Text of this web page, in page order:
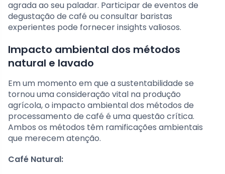
agrada ao seu paladar. Participar de eventos de
degustação de café ou consultar baristas
experientes pode fornecer insights valiosos.
Impacto ambiental dos métodos
natural e lavado
Em um momento em que a sustentabilidade se
tornou uma consideração vital na produção
agrícola, o impacto ambiental dos métodos de
processamento de café é uma questão crítica.
Ambos os métodos têm ramificações ambientais
que merecem atenção.
Café Natural: